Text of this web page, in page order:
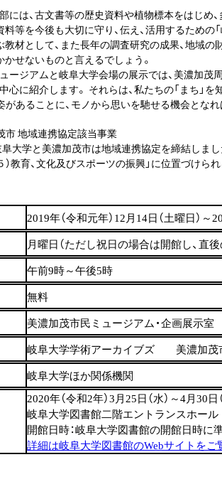
は、古文書等の歴史資料や植物標本をはじめ
料等を今後も大切に守り、伝え、活用するため
教材として、また長年の調査研究の成果、地域
かせないものと言えるでしょう。
ージアムと岐阜大学会場の展示では、美濃加茂
心に紹介します。 それらは、私たちの「まち」
があることに、モノから思いを馳せる機会とな
市 地域連携協定該当事業
阜大学と美濃加茂市は地域連携協定を締結しま
）教育、文化及びスポーツの振興」に位置づけら
2019年（令和元年）12月14日（土曜日）～
月曜日（ただし祝日の場合は開館し、直
午前9時～午後5時
無料
美濃加茂市民ミュージアム・企画展示室
岐阜大学学術アーカイブズ 美濃加茂
岐阜大学ほか関係機関
2020年（令和2年）3月25日（水）～4月30日
岐阜大学図書館二階エントランスホール
開館日時：岐阜大学図書館の開館日時に
詳細は岐阜大学図書館のWebサイトをご